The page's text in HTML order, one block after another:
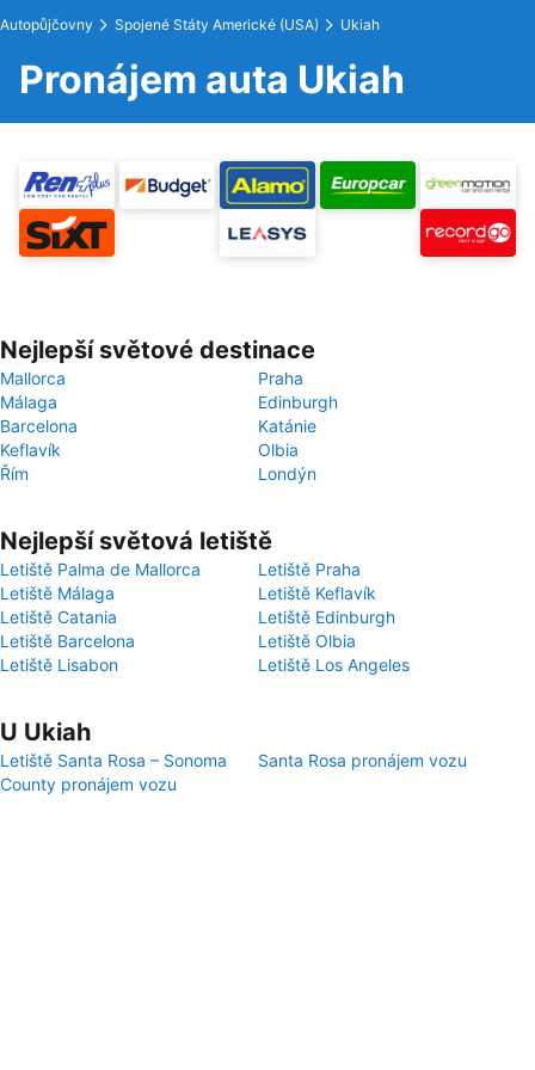
Autopůjčovny Spojené Státy Americké (USA) Ukiah
Pronájem auta Ukiah
Nejlepší světové destinace
Mallorca
Praha
Málaga
Edinburgh
Barcelona
Katánie
Keflavík
Olbia
Řím
Londýn
Nejlepší světová letiště
Letiště Palma de Mallorca
Letiště Praha
Letiště Málaga
Letiště Keflavík
Letiště Catania
Letiště Edinburgh
Letiště Barcelona
Letiště Olbia
Letiště Lisabon
Letiště Los Angeles
U Ukiah
Letiště Santa Rosa – Sonoma
County pronájem vozu
Santa Rosa pronájem vozu